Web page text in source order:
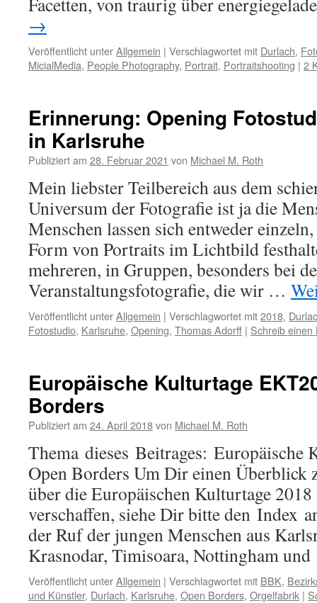
→
Veröffentlicht unterAllgemein | Verschlagwortet mit Durlach,
MicialMedia, People Photography, Portrait, Portraitshooting | 2
Erinnerung: Opening
in Karlsruhe
Publiziert am 28. Februar 2021 von Michael M. Roth
Mein liebster Teilbereich aus dem
Universum der Fotografie ist ja die
Menschen lassen sich entweder
Form von Portraits im Lichtbild
mehreren, in Gruppen, besonders bei
Veranstaltungsfotografie, die wir …
Veröffentlicht unterAllgemein | Verschlagwortet mit2018,
Fotostudio, Karlsruhe, Opening, Thomas Adorff | Schreib einen
Europäische Kulturtage
Borders
Publiziert am 24. April 2018von Michael M. Roth
Thema dieses Beitrages: Europäische
Open Borders Um Dir einen Überblick
über die Europäischen Kulturtage
verschaffen, siehe Dir bitte den Index
der Ruf der jungen Menschen aus
Krasnodar, Timisoara, Nottingham
Veröffentlicht unterAllgemein | Verschlagwortet mit BBK,
und Künstler, Durlach, Karlsruhe, Open Borders, Orgelfabrik |